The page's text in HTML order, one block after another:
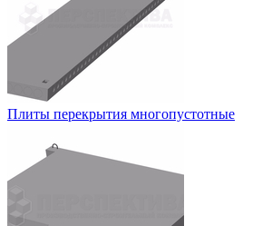
Плиты перекрытия многопустотные